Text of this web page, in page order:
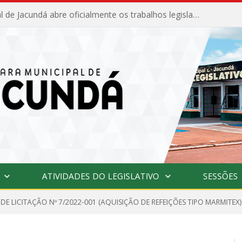
Câmara Municipal de Jacundá abre oficialmente os trabalhos legislativos de 2026
ATIVIDADES DO LEGISLATIVO SESSÕES
DE LICITAÇÃO Nº 7/2022-001 (AQUISIÇÃO DE REFEIÇÕES TIPO MARMITEX)